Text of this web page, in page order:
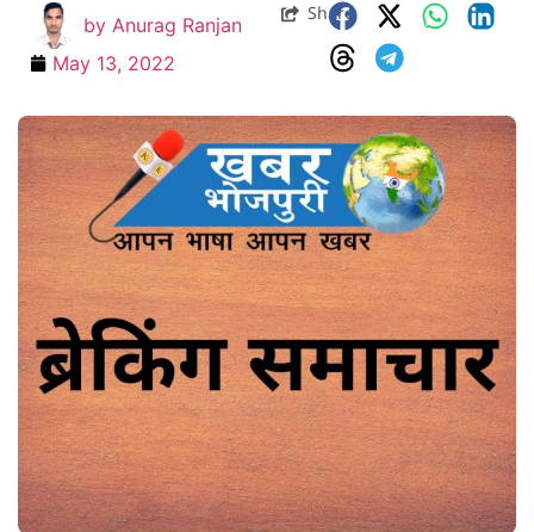
by Anurag Ranjan
May 13, 2022
Share